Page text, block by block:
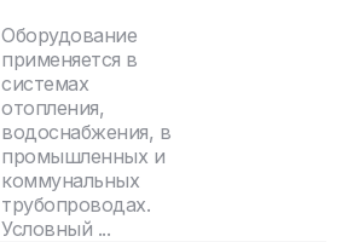
Оборудование
применяется в
системах
отопления,
водоснабжения, в
промышленных и
коммунальных
трубопроводах.
Условный ...